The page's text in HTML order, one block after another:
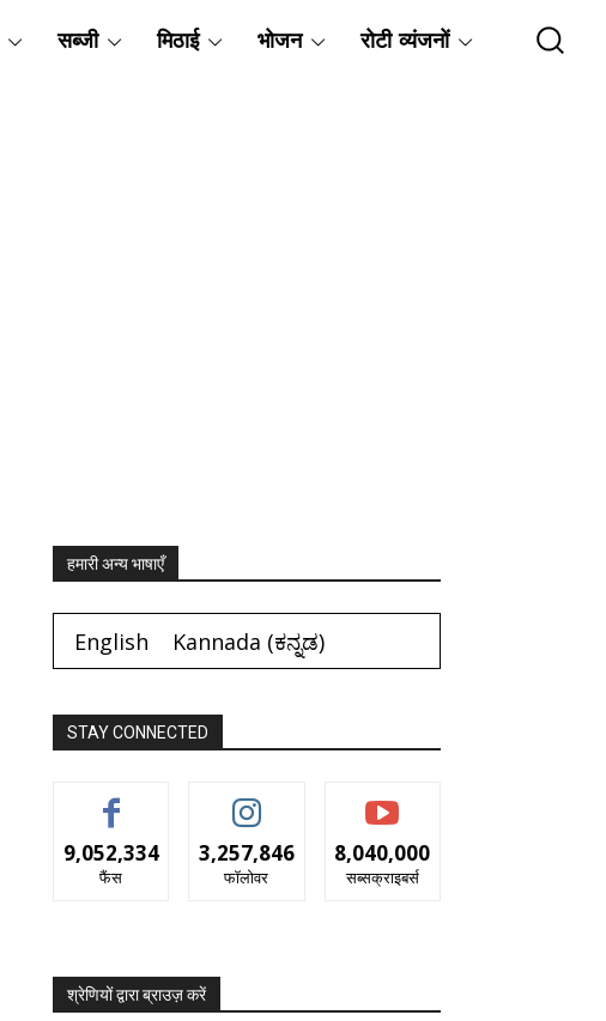
सब्जी मिठाई भोजन रोटी व्यंजनों
हमारी अन्य भाषाएँ
English Kannada (ಕನ್ನಡ)
STAY CONNECTED
9,052,334
फैंस
3,257,846
फॉलोवर
8,040,000
सब्सक्राइबर्स
श्रेणियों द्वारा ब्राउज़ करें